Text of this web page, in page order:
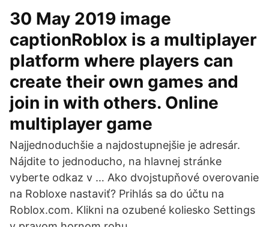
30 May 2019 image
captionRoblox is a multiplayer
platform where players can
create their own games and
join in with others. Online
multiplayer game
Najjednoduchšie a najdostupnejšie je adresár.
Nájdite to jednoducho, na hlavnej stránke
vyberte odkaz v … Ako dvojstupňové overovanie
na Robloxe nastaviť? Prihlás sa do účtu na
Roblox.com. Klikni na ozubené koliesko Settings